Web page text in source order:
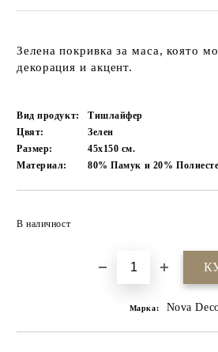
Зелена покривка за маса, която
декорация и акцент.
Вид продукт:
Тишлайфер
Цвят:
Зелен
Размер:
45х150 см.
Материал:
80% Памук и 20%
В наличност
Марка: Nova